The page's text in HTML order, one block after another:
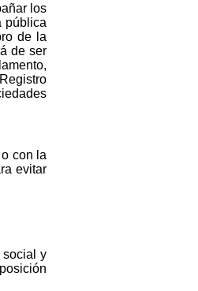
los
pública
de la
de ser
con la
evitar
social y